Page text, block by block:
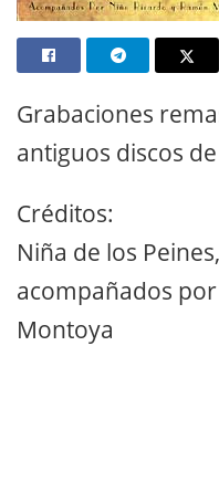
Grabaciones
antiguos discos
Créditos:
Niña de los
acompañados
Montoya